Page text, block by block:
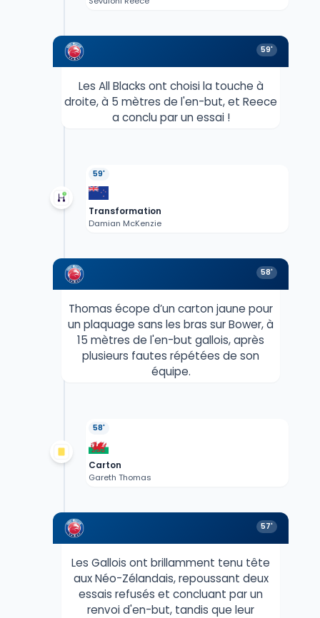
59'
Les All Blacks ont choisi la touche à
droite, à 5 mètres de l'en-but, et Reece
a conclu par un essai !
59'
Transformation
Damian McKenzie
58'
Thomas écope d’un carton jaune pour
un plaquage sans les bras sur Bower, à
15 mètres de l'en-but gallois, après
plusieurs fautes répétées de son
équipe.
58'
Carton
Gareth Thomas
57'
Les Gallois ont brillamment tenu tête
aux Néo-Zélandais, repoussant deux
essais refusés et concluant par un
renvoi d'en-but, tandis que leur